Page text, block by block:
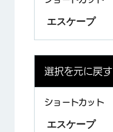
エスケープ
選択を元に戻す
エスケープ